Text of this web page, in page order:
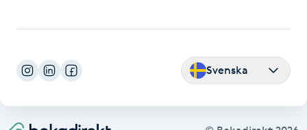
Medicinsk massage
Meditation
Medium
Svenska